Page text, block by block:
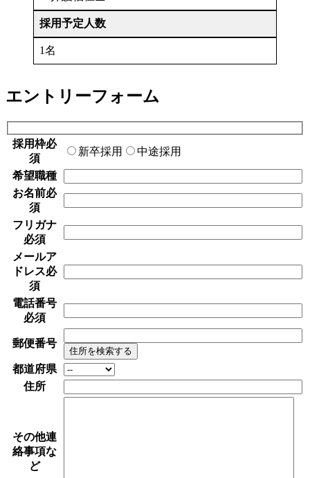
採用予定人数
1名
エントリーフォーム
採用枠必
須
新卒採用 中途採用
希望職種
お名前必
須
フリガナ
必須
メールア
ドレス必
須
電話番号
必須
郵便番号
住所を検索する
都道府県
住所
その他連
絡事項な
ど